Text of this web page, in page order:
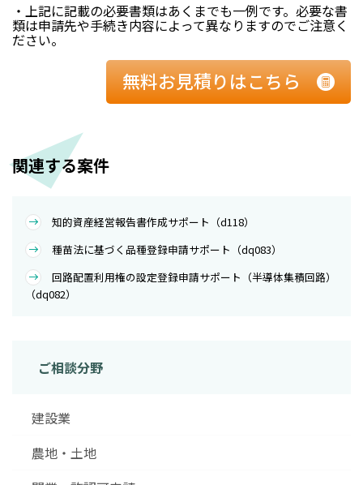
・上記に記載の必要書類はあくまでも一例です。必要な書
類は申請先や手続き内容によって異なりますのでご注意く
ださい。
無料お見積りはこちら
関連する案件
知的資産経営報告書作成サポート（d118）
種苗法に基づく品種登録申請サポート（dq083）
回路配置利用権の設定登録申請サポート（半導体集積回路）
（dq082）
ご相談分野
建設業
農地・土地